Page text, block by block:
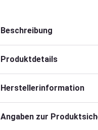
Beschreibung
Produktdetails
Herstellerinformation
Angaben zur